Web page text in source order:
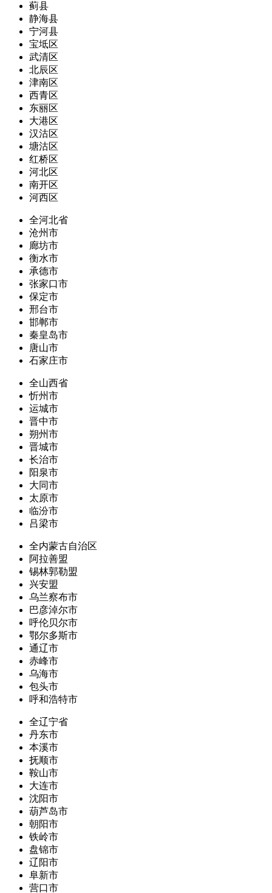
蓟县
静海县
宁河县
宝坻区
武清区
北辰区
津南区
西青区
东丽区
大港区
汉沽区
塘沽区
红桥区
河北区
南开区
河西区
全河北省
沧州市
廊坊市
衡水市
承德市
张家口市
保定市
邢台市
邯郸市
秦皇岛市
唐山市
石家庄市
全山西省
忻州市
运城市
晋中市
朔州市
晋城市
长治市
阳泉市
大同市
太原市
临汾市
吕梁市
全内蒙古自治区
阿拉善盟
锡林郭勒盟
兴安盟
乌兰察布市
巴彦淖尔市
呼伦贝尔市
鄂尔多斯市
通辽市
赤峰市
乌海市
包头市
呼和浩特市
全辽宁省
丹东市
本溪市
抚顺市
鞍山市
大连市
沈阳市
葫芦岛市
朝阳市
铁岭市
盘锦市
辽阳市
阜新市
营口市